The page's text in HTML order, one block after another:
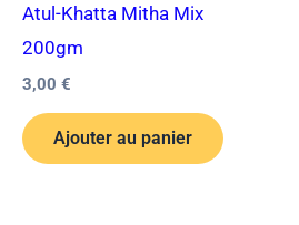
Atul-Khatta Mitha Mix
200gm
3,00 €
Ajouter au panier